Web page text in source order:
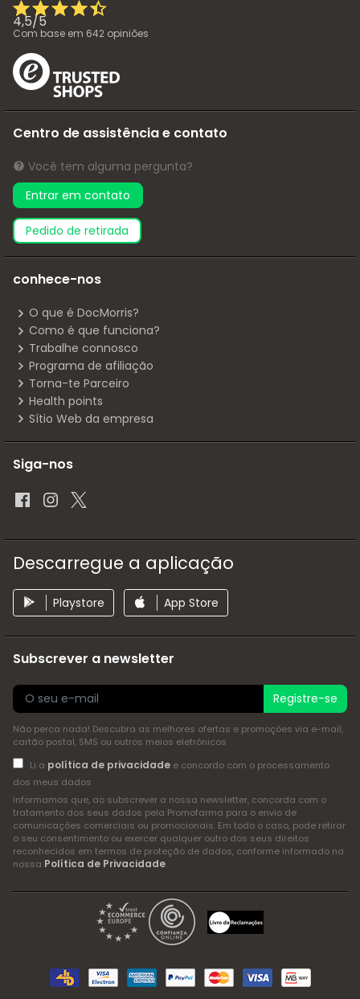
4,5/5
Com base em 642 opiniões
Centro de assistência e contato
Você tem alguma pergunta?
Entrar em contato
pedido de retirada
conhece-nos
O que é DocMorris?
Como é que funciona?
Trabalhe connosco
Programa de afiliação
Torna-te Parceiro
Health points
Sítio Web da empresa
Siga-nos
Descarregue a aplicação
Playstore App Store
Subscrever a newsletter
Registre-se
Não perca nada! Descubra as melhores ofertas e promoções via e-mail,
cartão postal, SMS ou outros meios eletrónicos
Li a política de privacidadee concordo com o processamento
dos meus dados
Informamos que, ao subscrever a nossa newsletter, concorda com o
tratamento dos seus dados pela Promofarma para o envio de
comunicações comerciais ou promocionais. Em todo o caso, pode retirar
o seu consentimento ou exercer qualquer outro dos seus direitos
reconhecidos em termos de proteção de dados, conforme informado na
nossa Política de Privacidade.